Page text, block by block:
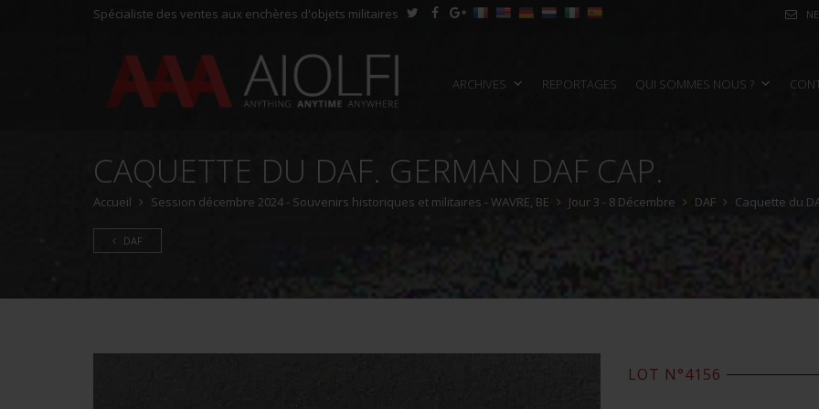
Spécialiste des ventes aux enchères d'objets militaires
ARCHIVES REPORTAGES QUI SOMMES NOUS ?
CAQUETTE DU DAF. GERMAN DAF CAP.
Accueil Session décembre 2024 - Souvenirs historiques et militaires - WAVRE, BE Jour 3 - 8 Décembre DAF Caquette du
DAF
LOT N°4156